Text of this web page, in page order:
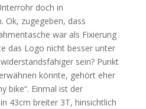
doch in
Ok, zugegeben, dass
war als Fixierung
das Logo nicht besser unter
sein? Punkt
könnte, gehört eher
bike“. Einmal ist der
43cm breiter 3T, hinsichtlich